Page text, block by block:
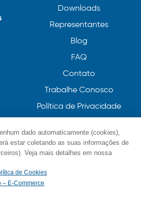
Downloads
Representantes
Blog
FAQ
Contato
Trabalhe Conosco
Política de Privacidade
como as minhas ideias /
dado automaticamente (cookies),
estar coletando as suas informações de
Veja mais detalhes em nossa
de Cookies
– E-Commerce